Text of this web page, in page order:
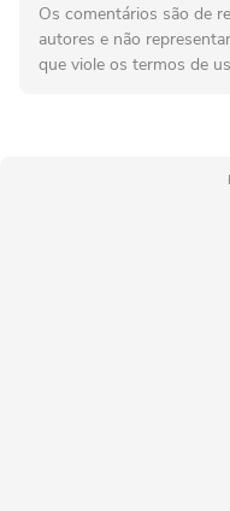
Os comentários são de
autores e não
que viole os termos de